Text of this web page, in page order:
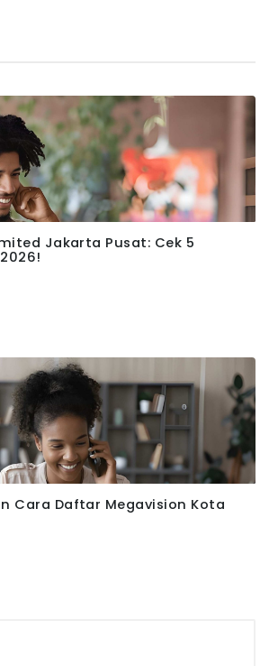
Jakarta Pusat: Cek 5
Cara Daftar Megavision Kota